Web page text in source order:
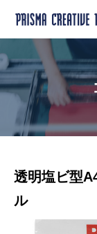
透明塩ビ型
ル